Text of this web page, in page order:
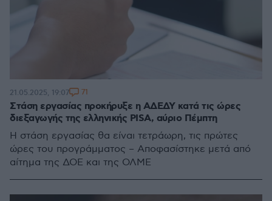
Στάση εργασίας προκήρυξε η ΑΔΕΔΥ κατά τις ώρες
διεξαγωγής της ελληνικής PISA, αύριο Πέμπτη
Η στάση εργασίας θα είναι τετράωρη, τις πρώτες
ώρες του προγράμματος – Αποφασίστηκε μετά από
αίτημα της ΔΟΕ και της ΟΛΜΕ
21.05.2025, 19:07 71